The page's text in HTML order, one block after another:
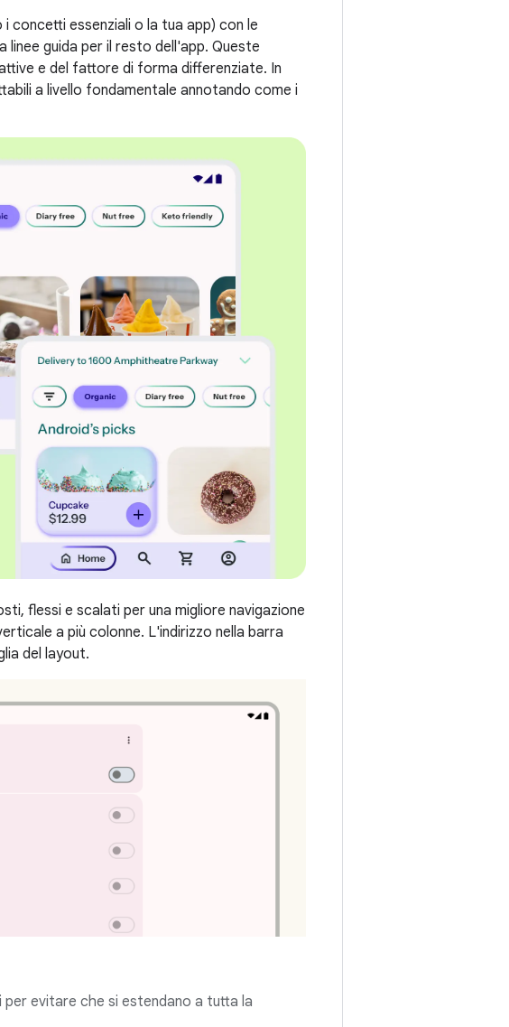
concetti essenziali o la tua app) con le
linee guida per il resto dell'app. Queste
e del fattore di forma differenziate. In
a livello fondamentale annotando come i
flessi e scalati per una migliore navigazione
a più colonne. L'indirizzo nella barra
del layout.
evitare che si estendano a tutta la